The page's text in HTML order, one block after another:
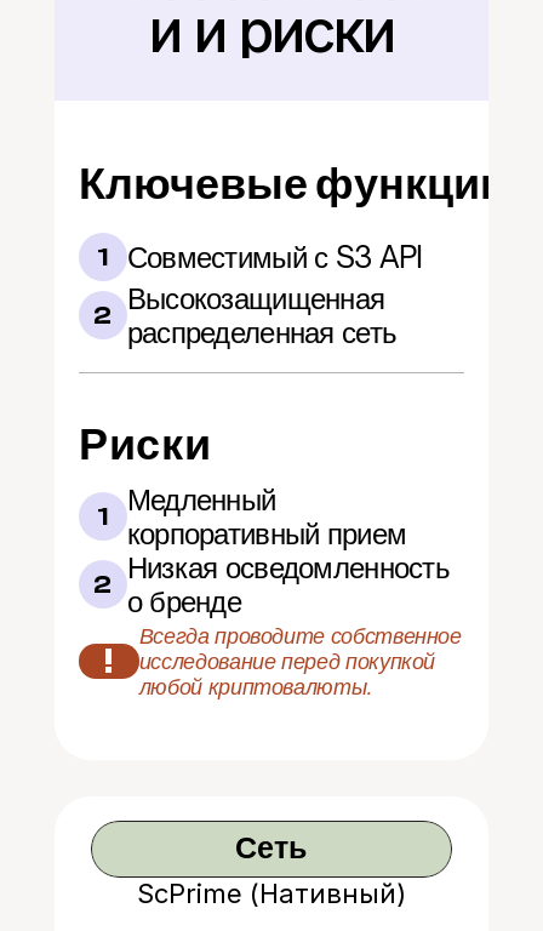
и и риски
Ключевые функции
1 Совместимый с S3 API
2
Высокозащищенная
распределенная сеть
Риски
1
Медленный
корпоративный прием
2
Низкая осведомленность
о бренде
!
Всегда проводите собственное
исследование перед покупкой
любой криптовалюты.
Сеть
ScPrime (Нативный)